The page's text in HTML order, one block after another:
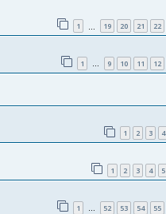
1 19 20 21 22
1 … 9 10 11 12
1 2 3 4
1 2 3 4 5
1 … 52 53 54 55